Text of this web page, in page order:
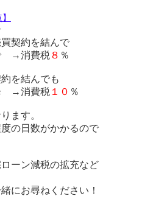
契約を結んで
→消費税８ ％
を結んでも
→消費税１０ ％
ます。
の日数がかかるので
ーン減税の拡充など
にお尋ねください！